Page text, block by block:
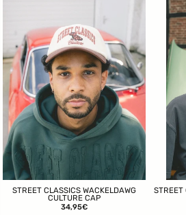
STREET CLASSICS WACKELDAWG
CULTURE CAP
34,95€
STREET